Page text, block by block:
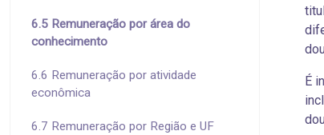
6.5 Remuneração por área do
conhecimento
6.6 Remuneração por atividade
econômica
6.7 Remuneração por Região e UF
É